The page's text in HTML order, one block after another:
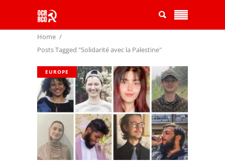
Home
Posts Tagged "Solidarité avec la Palestine"
EUROPE